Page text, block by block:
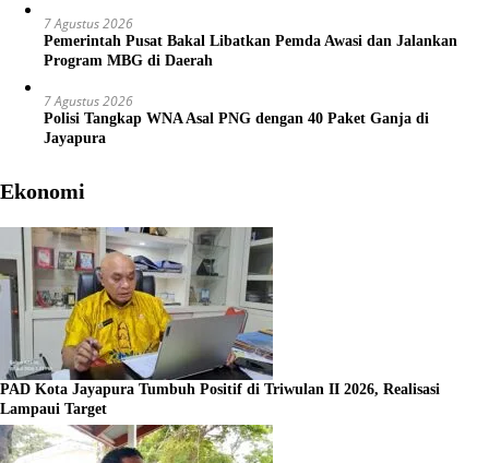
7 Agustus 2026
Pemerintah Pusat Bakal Libatkan Pemda Awasi dan Jalankan
Program MBG di Daerah
7 Agustus 2026
Polisi Tangkap WNA Asal PNG dengan 40 Paket Ganja di
Jayapura
Ekonomi
PAD Kota Jayapura Tumbuh Positif di Triwulan II 2026, Realisasi
Lampaui Target